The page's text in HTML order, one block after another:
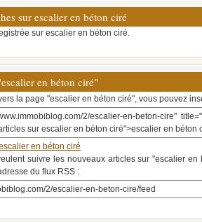
sur escalier en béton ciré
sur escalier en béton ciré.
en béton ciré"
la page "escalier en béton ciré", vous pouvez
2/escalier-en-beton-cire"
sur escalier en béton ciré">escalier en béton
en béton ciré
suivre les nouveaux articles sur "escalier
du flux RSS :
2/escalier-en-beton-cire/feed